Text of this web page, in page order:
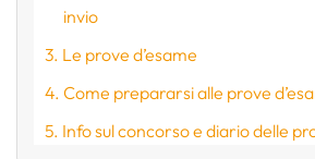
invio
Le prove d’esame
Come prepararsi alle prove
Info sul concorso e diario delle